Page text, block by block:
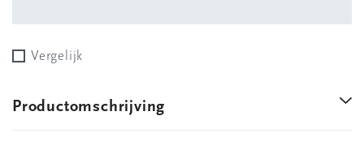
Vergelijk
Productomschrijving